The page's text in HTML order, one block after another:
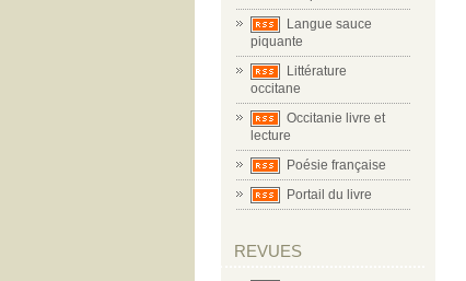
Langue sauce
piquante
Littérature
occitane
Occitanie livre et
lecture
Poésie française
Portail du livre
REVUES